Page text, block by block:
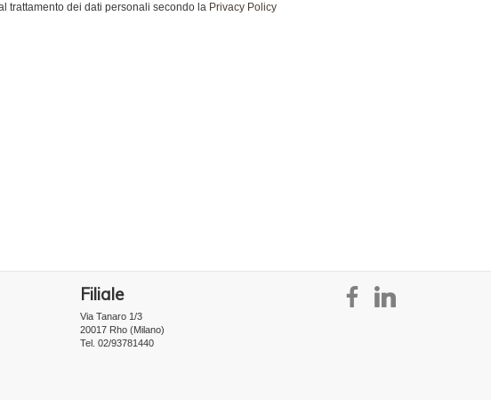
trattamento dei dati personali secondo la Privacy Policy
Filiale
Via Tanaro 1/3
20017 Rho (Milano)
Tel. 02/93781440